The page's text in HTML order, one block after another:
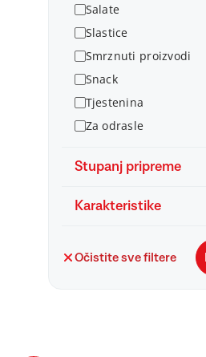
Salate
Slastice
Smrznuti proizvodi
Snack
Tjestenina
Za odrasle
Stupanj pripreme
Karakteristike
Očistite sve filtere